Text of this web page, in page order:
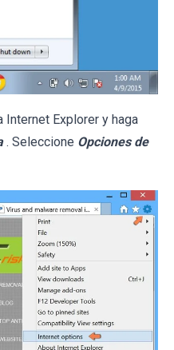
Internet Explorer y haga
. Seleccione Opciones de